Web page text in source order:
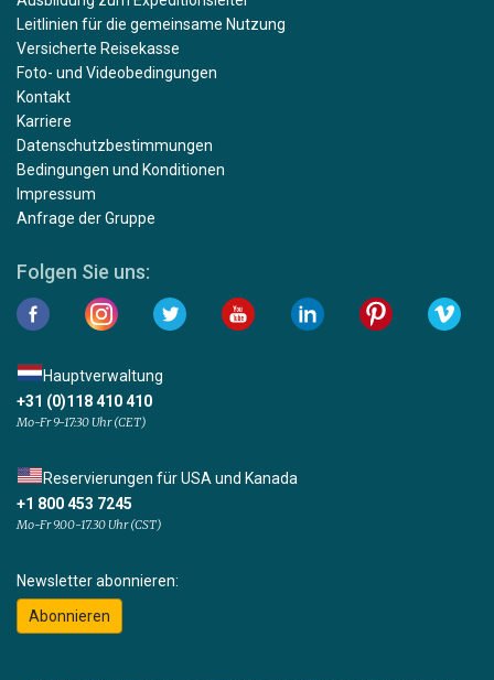
Leitlinien für die gemeinsame Nutzung
Versicherte Reisekasse
Foto- und Videobedingungen
Kontakt
Karriere
Datenschutzbestimmungen
Bedingungen und Konditionen
Impressum
Anfrage der Gruppe
Folgen Sie uns:
Hauptverwaltung
+31 (0)118 410 410
Mo-Fr 9-17:30 Uhr (CET)
Reservierungen für USA und Kanada
+1 800 453 7245
Mo-Fr 9.00-17.30 Uhr (CST)
Newsletter abonnieren:
Abonnieren